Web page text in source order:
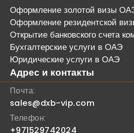
Оформление золотой визы
Оформление резидентской
Открытие банковского счета
Бухгалтерские услуги в ОАЭ
Юридические услуги в ОАЭ
Адрес и контакты
Почта:
sales@dxb-vip.com
Телефон:
+971529742024